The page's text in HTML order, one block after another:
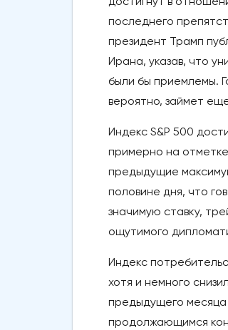
последнего
президент Трамп
Ирана, указав, что
были бы приемлемы.
вероятно, займет
Индекс S&P 500
примерно на
предыдущие
половине дня, что
значимую ставку,
ощутимого
Индекс
хотя и немного
предыдущего месяца
продолжающимся